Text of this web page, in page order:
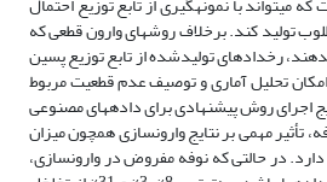
تولید کند. برخلاف روش­های وارون قطعی که
رخدادهای تولید­شده از تابع توزیع پسین
امکان تحلیل آماری و توصیف عدم قطعیت مربوط
اجرای روش پیشنهادی برای داده­های مصنوعی
تأثیر مهمی بر نتایج وارون­سازی همچون میزان
در حالتی که نوفه مفروض در وارون­سازی،